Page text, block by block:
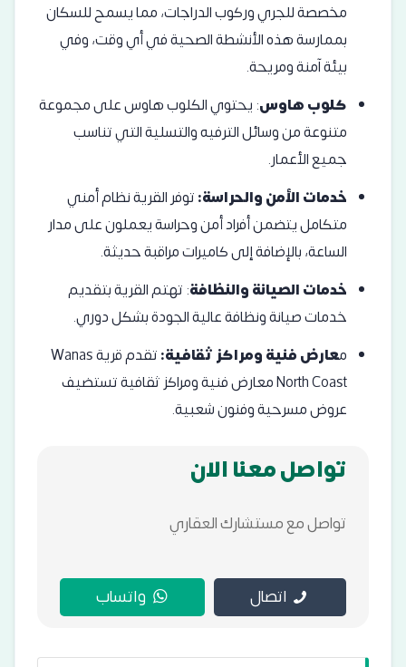
مخصصة للجري وركوب الدراجات، مما يسمح للسكان
بممارسة هذه الأنشطة الصحية في أي وقت، وفي
بيئة آمنة ومريحة.
كلوب هاوس: يحتوي الكلوب هاوس على مجموعة
متنوعة من وسائل الترفيه والتسلية التي تناسب
جميع الأعمار.
خدمات الأمن والحراسة:توفر القرية نظام أمني
متكامل يتضمن أفراد أمن وحراسة يعملون على مدار
الساعة، بالإضافة إلى كاميرات مراقبة حديثة.
خدمات الصيانة والنظافة: تهتم القرية بتقديم
خدمات صيانة ونظافة عالية الجودة بشكل دوري.
معارض فنية ومراكز ثقافية:
تقدم قرية Wanas
North Coast معارض فنية ومراكز ثقافية تستضيف
عروض مسرحية وفنون شعبية.
تواصل معنا الان
تواصل مع مستشارك العقاري
اتصال واتساب